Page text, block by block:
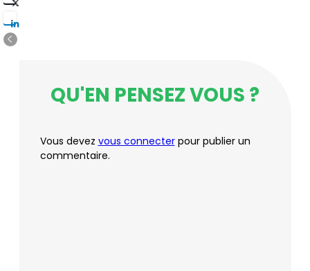
QU'EN PENSEZ VOUS ?
Vous devez vous connecterpour publier un
commentaire.